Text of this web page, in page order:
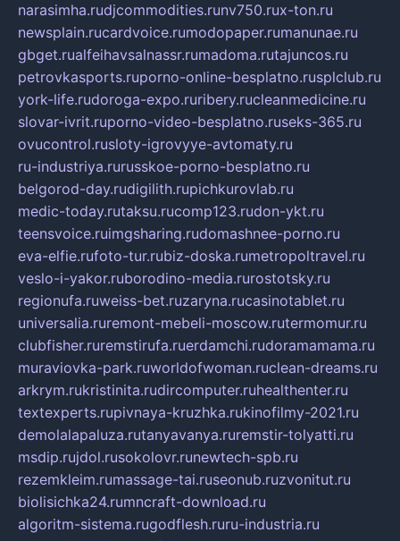
narasimha.rudjcommodities.runv750.rux-ton.ru
newsplain.rucardvoice.rumodopaper.rumanunae.ru
gbget.rualfeihavsalnassr.rumadoma.rutajuncos.ru
petrovkasports.ruporno-online-besplatno.rusplclub.ru
york-life.rudoroga-expo.ruribery.rucleanmedicine.ru
slovar-ivrit.ruporno-video-besplatno.ruseks-365.ru
ovucontrol.rusloty-igrovyye-avtomaty.ru
ru-industriya.rurusskoe-porno-besplatno.ru
belgorod-day.rudigilith.rupichkurovlab.ru
medic-today.rutaksu.rucomp123.rudon-ykt.ru
teensvoice.ruimgsharing.rudomashnee-porno.ru
eva-elfie.rufoto-tur.rubiz-doska.rumetropoltravel.ru
veslo-i-yakor.ruborodino-media.rurostotsky.ru
regionufa.ruweiss-bet.ruzaryna.rucasinotablet.ru
universalia.ruremont-mebeli-moscow.rutermomur.ru
clubfisher.ruremstirufa.ruerdamchi.rudoramamama.ru
muraviovka-park.ruworldofwoman.ruclean-dreams.ru
arkrym.rukristinita.rudircomputer.ruhealthenter.ru
textexperts.rupivnaya-kruzhka.rukinofilmy-2021.ru
demolalapaluza.rutanyavanya.ruremstir-tolyatti.ru
msdip.rujdol.rusokolovr.runewtech-spb.ru
rezemkleim.rumassage-tai.ruseonub.ruzvonitut.ru
biolisichka24.rumncraft-download.ru
algoritm-sistema.rugodflesh.ruru-industria.ru